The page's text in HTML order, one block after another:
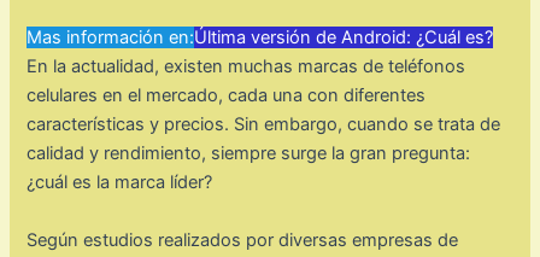
Mas información en:Última versión de Android: ¿Cuál es?
En la actualidad, existen muchas marcas de teléfonos
celulares en el mercado, cada una con diferentes
características y precios. Sin embargo, cuando se trata de
calidad y rendimiento, siempre surge la gran pregunta:
¿cuál es la marca líder?
Según estudios realizados por diversas empresas de